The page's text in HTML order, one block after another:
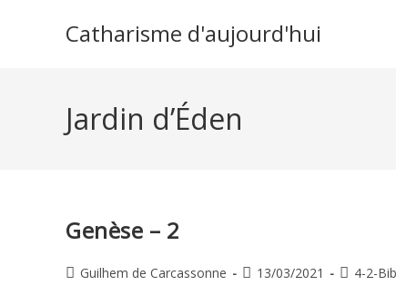
Catharisme d'aujourd'hui
Jardin d’Éden
Genèse – 2
Auteur/autrice
Guilhem de Carcassonne
Publication
13/03/2021
Post4-2-